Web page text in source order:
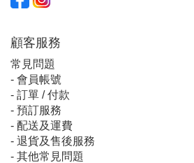
顧客服務
常見問題
- 會員帳號
- 訂單 / 付款
- 預訂服務
- 配送及運費
- 退貨及售後服務
- 其他常見問題